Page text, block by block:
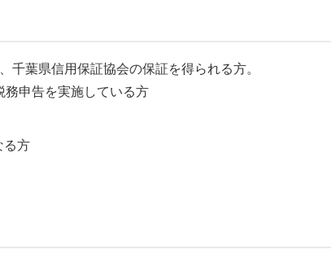
千葉県信用保証協会の保証を得られる方。
務申告を実施している方
る方